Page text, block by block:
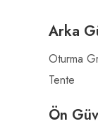
Arka
Oturma
Tente
Ön